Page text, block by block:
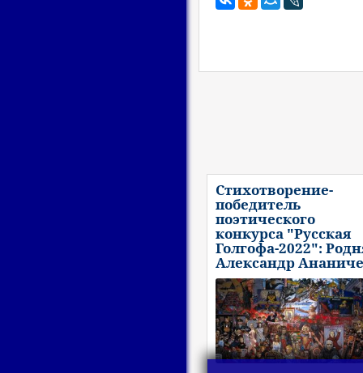
Стихотворение-
победитель
поэтического
конкурса "Русская
Голгофа-2022":
Александр